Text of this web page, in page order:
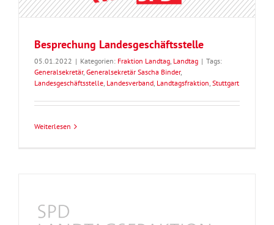
Besprechung Landesgeschäftsstelle
05.01.2022 | Kategorien: Fraktion Landtag, Landtag | Tags:
Generalsekretär, Generalsekretär Sascha Binder,
Landesgeschäftsstelle, Landesverband, Landtagsfraktion, Stuttgart
Weiterlesen